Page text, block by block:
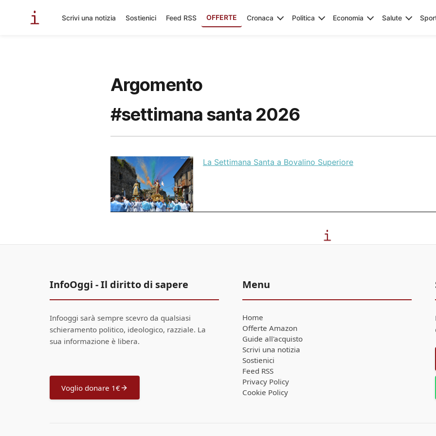
Scrivi una notizia Sostienici Feed RSS OFFERTE Cronaca Politica Economia Salute
Argomento
#settimana santa 2026
La Settimana Santa a Bovalino Superiore
InfoOggi - Il diritto di sapere
Infooggi sarà sempre scevro da qualsiasi
schieramento politico, ideologico, razziale. La
sua informazione è libera.
Voglio donare 1€
Menu
Home
Offerte Amazon
Guide all'acquisto
Scrivi una notizia
Sostienici
Feed RSS
Privacy Policy
Cookie Policy